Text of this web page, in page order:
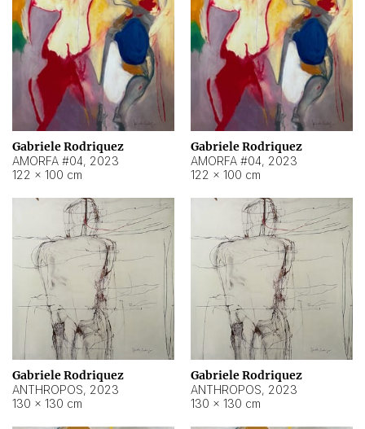
Gabriele Rodriquez
AMORFA #04, 2023
122 × 100 cm
Gabriele Rodriquez
AMORFA #04, 2023
122 × 100 cm
Gabriele Rodriquez
ANTHROPOS, 2023
130 × 130 cm
Gabriele Rodriquez
ANTHROPOS, 2023
130 × 130 cm